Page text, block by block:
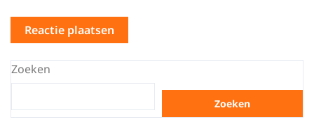
Zoeken
Zoeken